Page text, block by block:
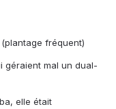
fréquent)
géraient mal un dual-
elle était